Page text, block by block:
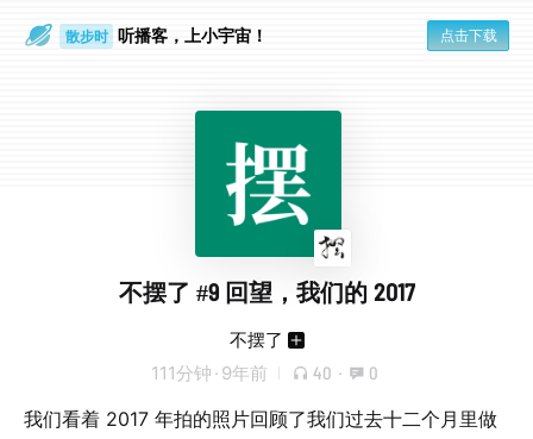
散步时 听播客，上小宇宙！ 点击下载
不摆了 #9 回望，我们的 2017
不摆了
111分钟 · 9年前 40 · 0
我们看着 2017 年拍的照片回顾了我们过去十二个月里做